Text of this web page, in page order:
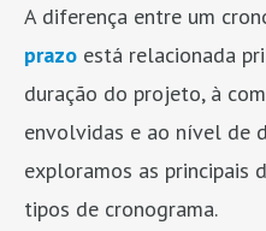
A diferença entre um
prazo está relacionada
duração do projeto, à
envolvidas e ao nível de
exploramos as principais
tipos de cronograma.